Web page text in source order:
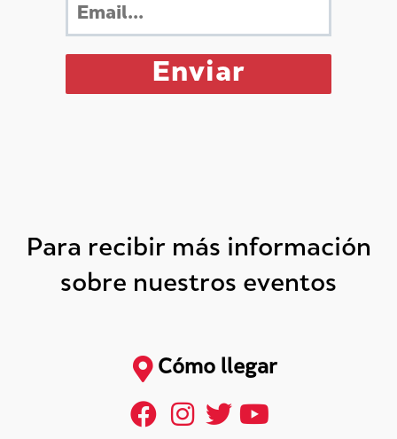
Para recibir más información
sobre nuestros eventos
Cómo llegar